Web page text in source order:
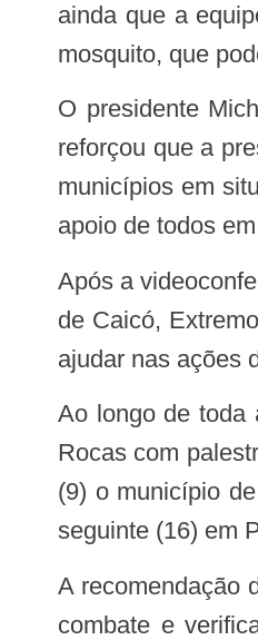
ainda que a
mosquito, que
O presidente Michel Temer agradeceu a participação de todas as entidades que estão integradas no combate ao mosquito e
reforçou que a
municípios em
apoio de todos
Após a videoconferência, uma solenidade no bairro das Rocas marcou a entrega simbólica de cinco veículos para os municípios
de Caicó,
ajudar nas ações
Ao longo de toda a manhã os agentes de endemias do município de Natal e os militares da Marinha percorreram o bairro das
Rocas com
(9) o município
seguinte (16) em
A recomendação do Ministério da Saúde é que as mobilizações sejam feitas todas as sextas-feiras, intensificando as ações de
combate e